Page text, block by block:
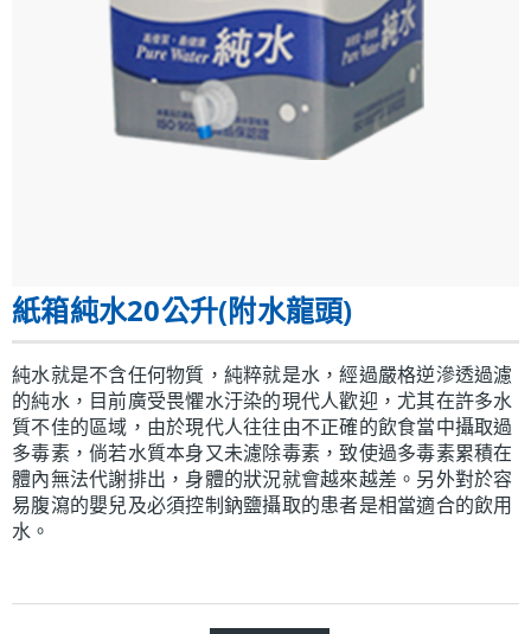
紙箱純水20公升(附水龍頭)
純水就是不含任何物質，純粹就是水，經過嚴格逆滲透過濾
的純水，目前廣受畏懼水汙染的現代人歡迎，尤其在許多水
質不佳的區域，由於現代人往往由不正確的飲食當中攝取過
多毒素，倘若水質本身又未濾除毒素，致使過多毒素累積在
體內無法代謝排出，身體的狀況就會越來越差。另外對於容
易腹瀉的嬰兒及必須控制鈉鹽攝取的患者是相當適合的飲用
水。